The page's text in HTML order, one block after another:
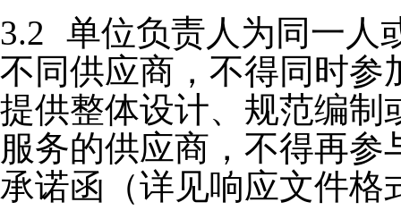
3.2
单位负责人为同一人
不同供应商，不得同时参
提供整体设计、规范编制
服务的供应商，不得再参
承诺函（详见响应文件格